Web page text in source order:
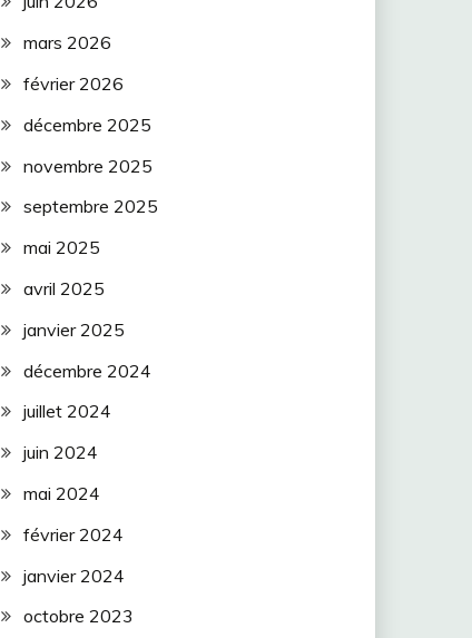
mars 2026
février 2026
décembre 2025
novembre 2025
septembre 2025
mai 2025
avril 2025
janvier 2025
décembre 2024
juillet 2024
juin 2024
mai 2024
février 2024
janvier 2024
octobre 2023